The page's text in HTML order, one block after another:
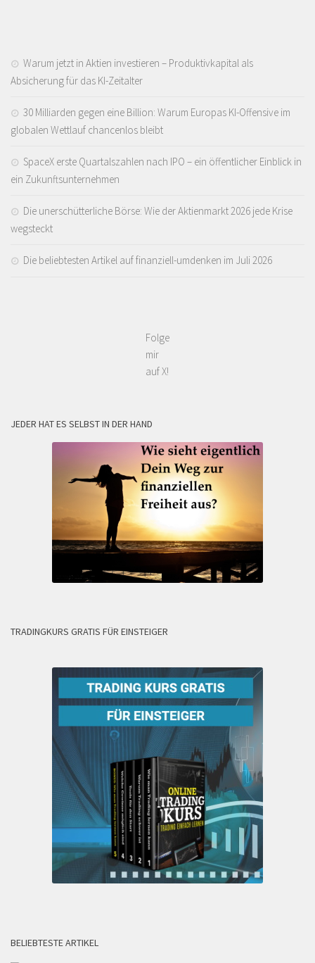
Warum jetzt in Aktien investieren – Produktivkapital als
Absicherung für das KI-Zeitalter
30 Milliarden gegen eine Billion: Warum Europas KI-Offensive im
globalen Wettlauf chancenlos bleibt
SpaceX erste Quartalszahlen nach IPO – ein öffentlicher Einblick in
ein Zukunftsunternehmen
Die unerschütterliche Börse: Wie der Aktienmarkt 2026 jede Krise
wegsteckt
Die beliebtesten Artikel auf finanziell-umdenken im Juli 2026
Folge
mir
auf X!
JEDER HAT ES SELBST IN DER HAND
TRADINGKURS GRATIS FÜR EINSTEIGER
BELIEBTESTE ARTIKEL